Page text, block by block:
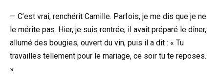
— C’est vrai, renchérit Camille. Parfois, je me dis que je ne
le mérite pas. Hier, je suis rentrée, il avait préparé le dîner,
allumé des bougies, ouvert du vin, puis il a dit : « Tu
travailles tellement pour le mariage, ce soir tu te reposes.
»